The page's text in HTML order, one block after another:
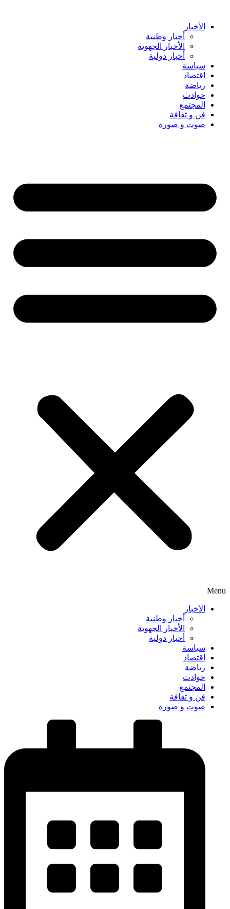
content الأخبار
أخبار وطنية
الأخبار الجهوية
أخبار دولية
سياسة
اقتصاد
رياضة
حوادث
المجتمع
فن و ثقافة
صوت و صورة
Menu
الأخبار
أخبار وطنية
الأخبار الجهوية
أخبار دولية
سياسة
اقتصاد
رياضة
حوادث
المجتمع
فن و ثقافة
صوت و صورة